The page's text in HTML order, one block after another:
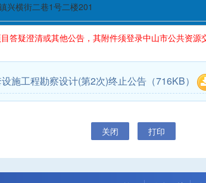
兴横街二巷1号二楼201
答疑澄清或其他公告，其附件须登录中山市公共资源
施工程勘察设计(第2次)终止公告 （716KB）
关闭 打印